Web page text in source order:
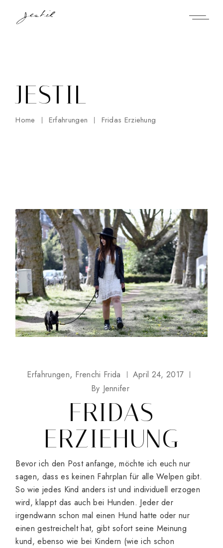
content
JESTIL
Home Erfahrungen Fridas Erziehung
Erfahrungen Frenchi Frida
April 24, 2017
By Jennifer
FRIDAS
ERZIEHUNG
Bevor ich den Post anfange, möchte ich euch nur
sagen, dass es keinen Fahrplan für alle Welpen gibt.
So wie jedes Kind anders ist und individuell erzogen
wird, klappt das auch bei Hunden. Jeder der
irgendwann schon mal einen Hund hatte oder nur
einen gestreichelt hat, gibt sofort seine Meinung
kund, ebenso wie bei Kindern (wie ich schon